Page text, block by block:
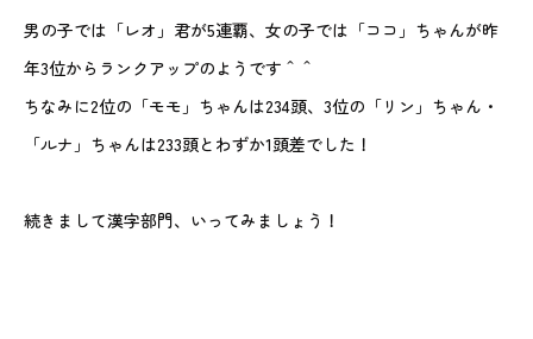
男の子では「レオ」君が5連覇、女の子では「ココ」ちゃんが昨
年3位からランクアップのようです＾＾
ちなみに2位の「モモ」ちゃんは234頭、3位の「リン」ちゃん・
「ルナ」ちゃんは233頭とわずか1頭差でした！
続きまして漢字部門、いってみましょう！